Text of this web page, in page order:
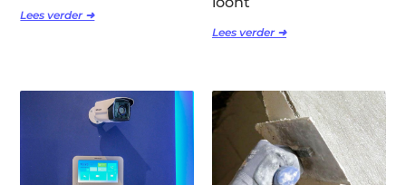
Lees verder ➜
Lees verder ➜